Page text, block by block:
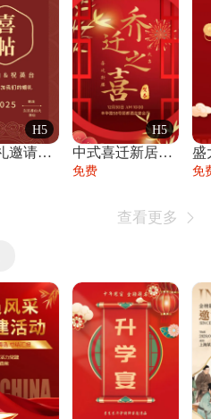
H5
中式婚礼邀请函中国风传统复古婚礼请柬请帖
H5
中式喜迁新居乔迁之喜邀请函宴会请帖
免费 免
查看更多 